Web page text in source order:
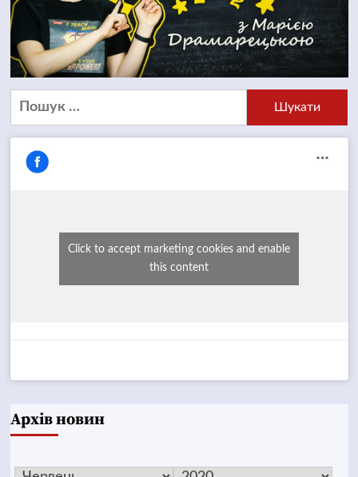
Пошук:
Click to accept marketing cookies and enable
this content
Архів новин